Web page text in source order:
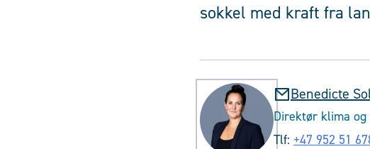
sokkel med kraft fra
Benedicte
Direktør klima
Tlf: +47 952 51